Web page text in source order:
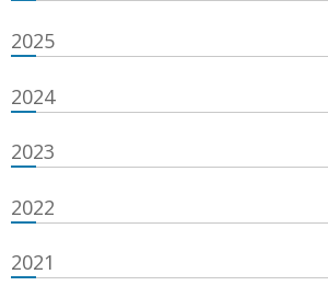
2025
2024
2023
2022
2021